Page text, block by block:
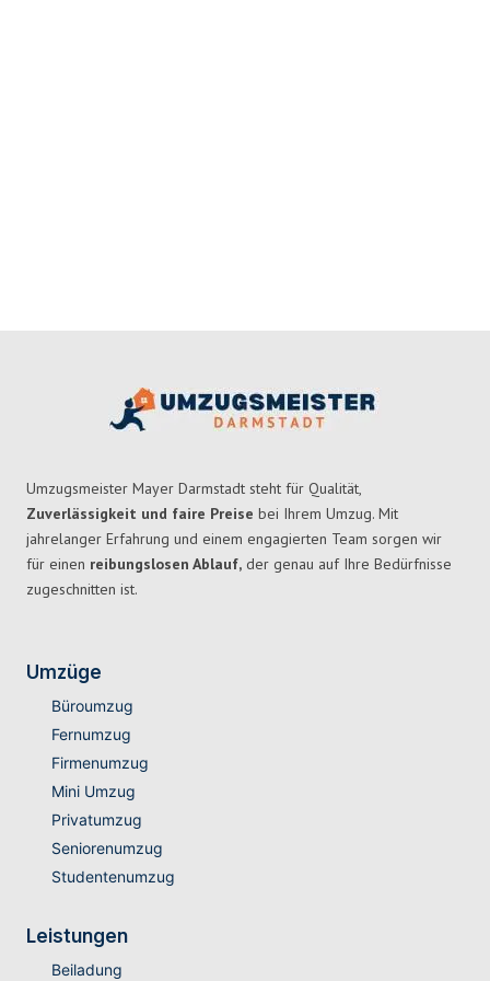
Umzugsmeister Mayer Darmstadt steht für Qualität,
Zuverlässigkeit und faire Preise bei Ihrem Umzug. Mit
jahrelanger Erfahrung und einem engagierten Team sorgen wir
für einen reibungslosen Ablauf, der genau auf Ihre Bedürfnisse
zugeschnitten ist.
Umzüge
Büroumzug
Fernumzug
Firmenumzug
Mini Umzug
Privatumzug
Seniorenumzug
Studentenumzug
Leistungen
Beiladung